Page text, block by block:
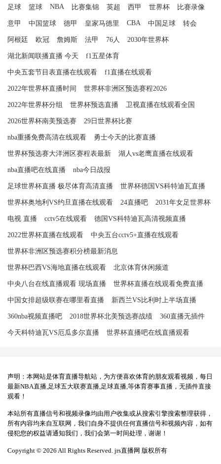
足球 篮球 NBA 比赛集锦 英超 西甲 世界杯 比赛录像
意甲 中国篮球 德甲 皇家马德里 CBA 中国足球 转会
阿根廷 欧冠 詹姆斯 法甲 76人 2030年世界杯
湖北新闻联播直播 今天 f1五星体育
中央五套节目表直播在线观看 f1直播在线观看
2022年世界杯直播时间 世界杯非洲区预选赛程2026
2022年世界杯分组 世界杯预选直播 卫视直播在线观看全国
2026世界杯南美预选赛 29日世界杯比赛
nba重播免费高清在线观看 勇士今天的比赛直播
世界杯预选赛大洋洲区赛程表最新 湖人vs老鹰直播在线观看
nba直播吧在线直播 nba今日战报
足球世界杯直播 极尽体育高清直播 世界杯德国VS科特迪瓦直播
世界杯奥地利VS约旦直播在线观看 24直播吧 2031年女足世界杯
电视 直播 cctv5在线观看 德国VS科特迪瓦高清视频直播
2022世界杯直播在线观看 中央五台cctv5+直播在线观看
世界杯非洲区预选赛积分榜最新消息
世界杯巴西VS海地直播在线观看 北京体育休闲频道
中央八台在线直播观看 现场直播 世界杯直播在线观看免费直播
中国女排超级联赛在哪里看直播 新西兰VS比利时上半场直播
360nba视频直播吧 2018世界杯北美预选赛战绩 360直播无插件
今天科特迪瓦VS厄瓜多尔直播 世界杯直播吧在线直播观看
声明：本网站是体育直播导航站，为方便喜欢体育的朋友观看视频，每日
最新NBA直播,足球五大联赛直播,足球直播,等体育赛事直播，无插件直接
观看！
本站所有直播信号和视频录像均由用户收集或从搜索引擎搜索整理获得，
所有内容均来自互联网，我们自身不提供任何直播信号和视频内容，如有
侵犯您的权益请通知我们，我们会第一时间处理，谢谢！
Copyright © 2026 All Rights Reserved. jrs直播网 版权所有